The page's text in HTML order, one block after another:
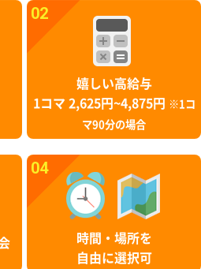
02
嬉しい高給与
1コマ 2,625円~4,875円
※1コ
マ90分の場合
04
時間・場所を
自由に選択可